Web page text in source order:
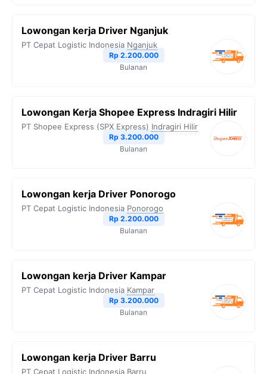
Lowongan kerja Driver Nganjuk
PT Cepat Logistic Indonesia Nganjuk
Rp 2.200.000
Bulanan
Lowongan Kerja Shopee Express Indragiri Hilir
PT Shopee Express (SPX Express) Indragiri Hilir
Rp 3.200.000
Bulanan
Lowongan kerja Driver Ponorogo
PT Cepat Logistic Indonesia Ponorogo
Rp 2.200.000
Bulanan
Lowongan kerja Driver Kampar
PT Cepat Logistic Indonesia Kampar
Rp 3.200.000
Bulanan
Lowongan kerja Driver Barru
PT Cepat Logistic Indonesia Barru